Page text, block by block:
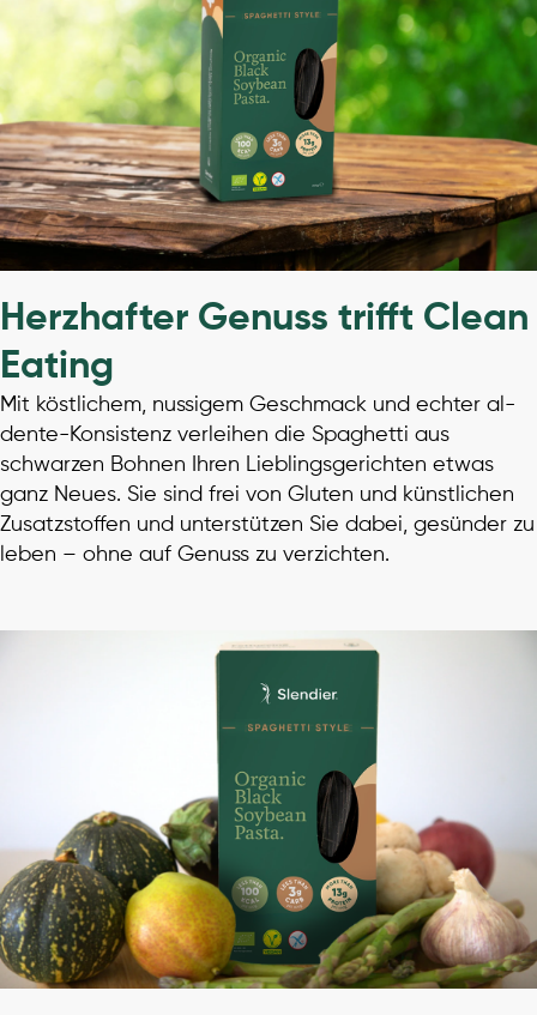
Herzhafter Genuss trifft Clean
Eating
Mit köstlichem, nussigem Geschmack und echter al-
dente-Konsistenz verleihen die Spaghetti aus
schwarzen Bohnen Ihren Lieblingsgerichten etwas
ganz Neues. Sie sind frei von Gluten und künstlichen
Zusatzstoffen und unterstützen Sie dabei, gesünder zu
leben – ohne auf Genuss zu verzichten.